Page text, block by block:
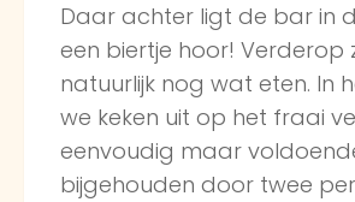
Daar achter ligt de bar in
een biertje hoor!
natuurlijk nog wat eten. In
we keken uit op het fraai
eenvoudig maar
bijgehouden door twee